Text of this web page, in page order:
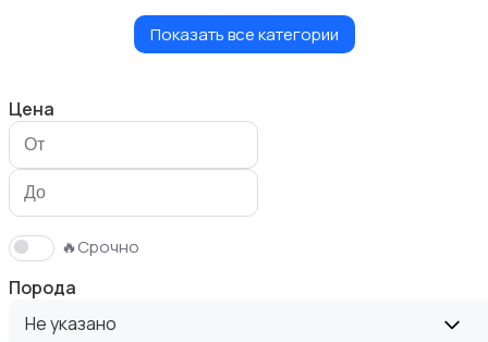
Птицы
Показать все категории
Цена
🔥Срочно
Порода
Не указано